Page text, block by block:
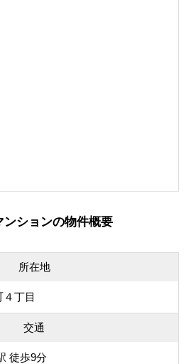
ンションの物件概要
所在地
丁目
交通
徒歩9分